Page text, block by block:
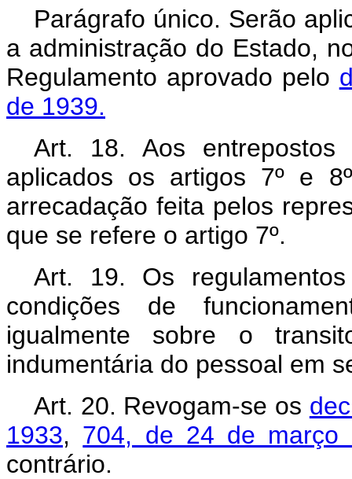
Parágrafo único. Serão
a administração do Estado,
Regulamento aprovado pelo
de 1939.
Art. 18. Aos entrepostos
aplicados os artigos 7º e
arrecadação feita pelos
que se refere o artigo 7º.
Art. 19. Os
condições de
igualmente sobre o
indumentária do pessoal em
Art. 20. Revogam-se os
1933, 704, de 24 de março
contrário.